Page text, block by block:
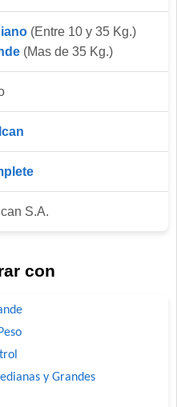
(Entre 10 y 35 Kg.)
(Mas de 35 Kg.)
S.A.
con
y Grandes